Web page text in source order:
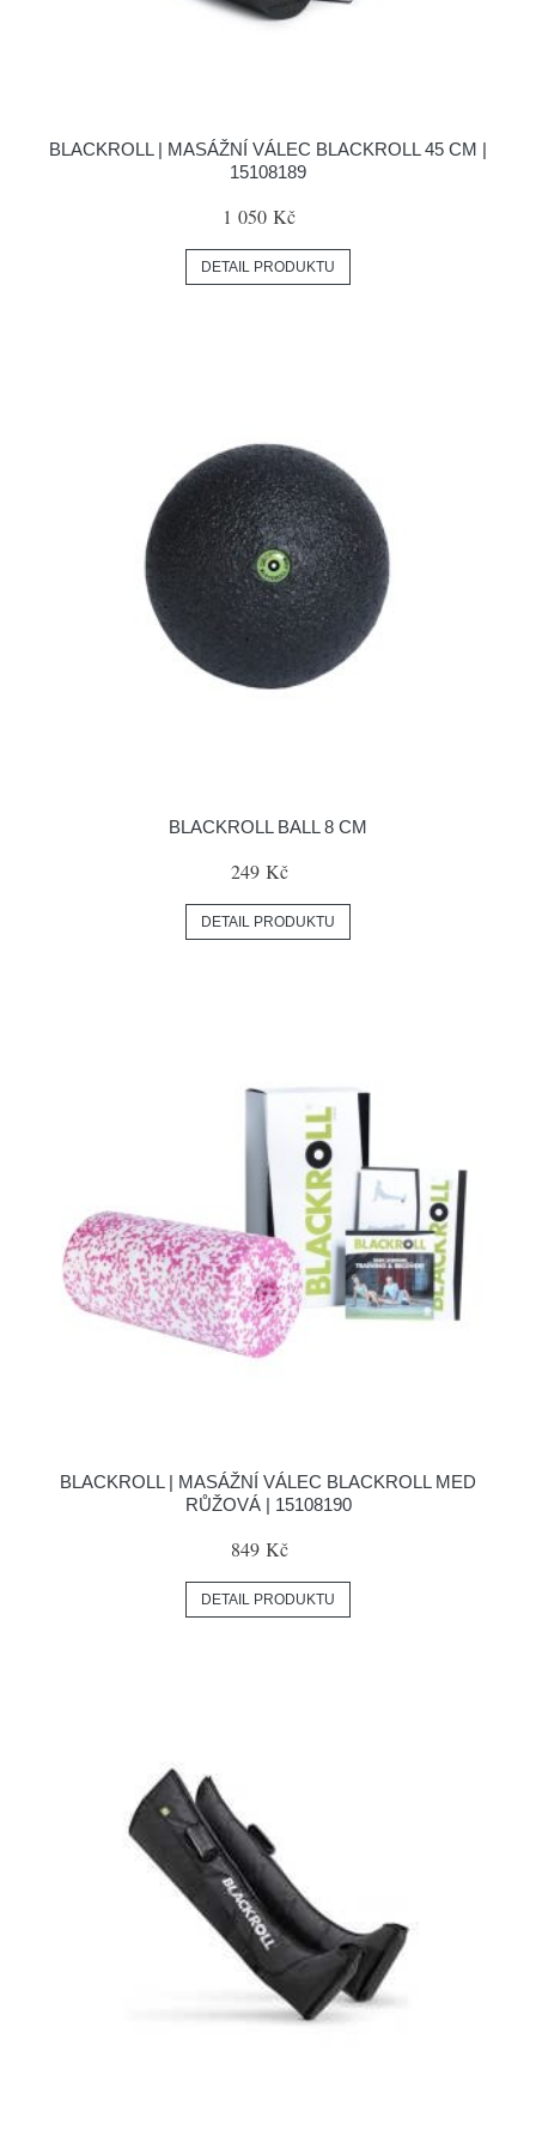
BLACKROLL | MASÁŽNÍ VÁLEC BLACKROLL 45 CM |
15108189
1 050 Kč
DETAIL PRODUKTU
BLACKROLL BALL 8 CM
249 Kč
DETAIL PRODUKTU
BLACKROLL | MASÁŽNÍ VÁLEC BLACKROLL MED
RŮŽOVÁ | 15108190
849 Kč
DETAIL PRODUKTU